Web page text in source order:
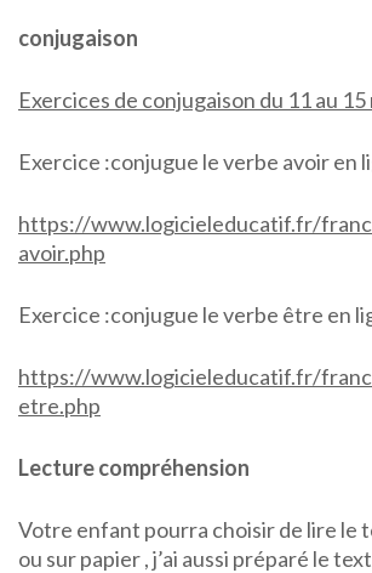
conjugaison
Exercices de conjugaison du 11 au 15
Exercice :conjugue le verbe avoir en
https://www.logicieleducatif.fr/
avoir.php
Exercice :conjugue le verbe être en
https://www.logicieleducatif.fr/
etre.php
Lecture compréhension
Votre enfant pourra choisir de lire le
ou sur papier , j’ai aussi préparé le